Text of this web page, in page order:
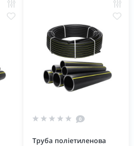
0
Труба поліетиленова